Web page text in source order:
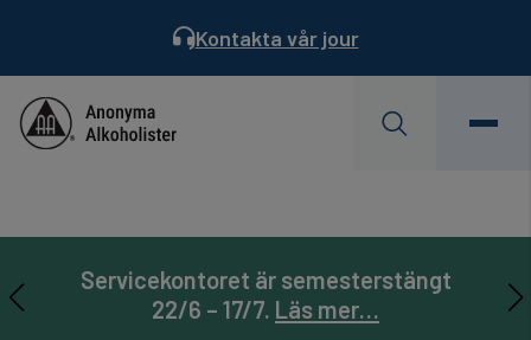
Kontakta vår jour
Behöver du hjälp? Hitta ett möte
Servicekontoret är semesterstängt
22/6 – 17/7. Läs mer…
AA Landsmöte 31/7-2/8. Läs mer…
Läs Dagens Reflektion
Prenumerera påServicebladet